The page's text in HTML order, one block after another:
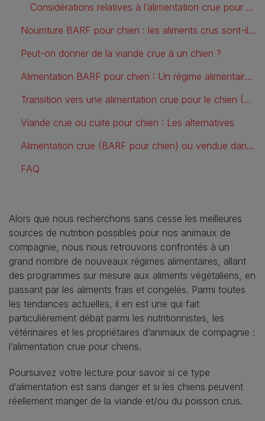
Considérations relatives à l’alimentation crue pour chien adulte
Nourriture BARF pour chien : les aliments crus sont-ils sans danger ?
Peut-on donner de la viande crue à un chien ?
Alimentation BARF pour chien : Un régime alimentaire cru convient-il à mon animal ?
Transition vers une alimentation crue pour le chien (BARF)
Viande crue ou cuite pour chien : Les alternatives
Alimentation crue (BARF pour chien) ou vendue dans le commerce
FAQ
Alors que nous recherchons sans cesse les meilleures
sources de nutrition possibles pour nos animaux de
compagnie, nous nous retrouvons confrontés à un
grand nombre de nouveaux régimes alimentaires, allant
des programmes sur mesure aux aliments végétaliens, en
passant par les aliments frais et congelés. Parmi toutes
les tendances actuelles, il en est une qui fait
particulièrement débat parmi les nutritionnistes, les
vétérinaires et les propriétaires d’animaux de compagnie :
l’alimentation crue pour chiens.
Poursuivez votre lecture pour savoir si ce type
d’alimentation est sans danger et si les chiens peuvent
réellement manger de la viande et/ou du poisson crus.